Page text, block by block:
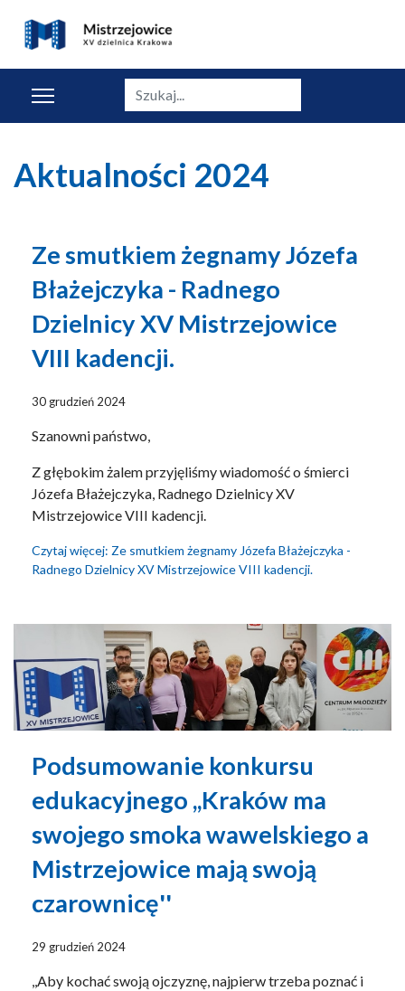
Szukaj
Aktualności 2024
Ze smutkiem żegnamy Józefa
Błażejczyka - Radnego
Dzielnicy XV Mistrzejowice
VIII kadencji.
30 grudzień 2024
Szanowni państwo,
Z głębokim żalem przyjęliśmy wiadomość o śmierci
Józefa Błażejczyka, Radnego Dzielnicy XV
Mistrzejowice VIII kadencji.
Czytaj więcej: Ze smutkiem żegnamy Józefa Błażejczyka -
Radnego Dzielnicy XV Mistrzejowice VIII kadencji.
Podsumowanie konkursu
edukacyjnego ,,Kraków ma
swojego smoka wawelskiego a
Mistrzejowice mają swoją
czarownicę''
29 grudzień 2024
,,Aby kochać swoją ojczyznę, najpierw trzeba poznać i